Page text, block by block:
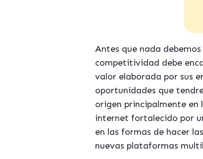
Antes que nada
competitividad debe
valor elaborada por sus
oportunidades que
origen principalmente en
internet fortalecido por
en las formas de hacer
nuevas plataformas